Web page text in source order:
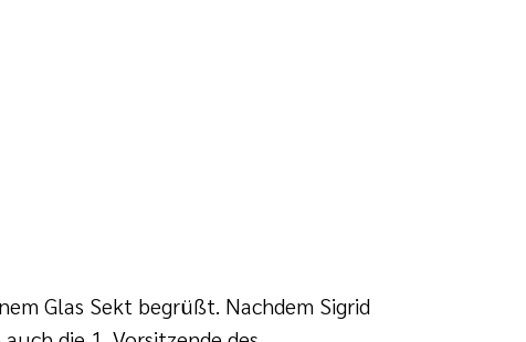
Glas Sekt begrüßt. Nachdem Sigrid